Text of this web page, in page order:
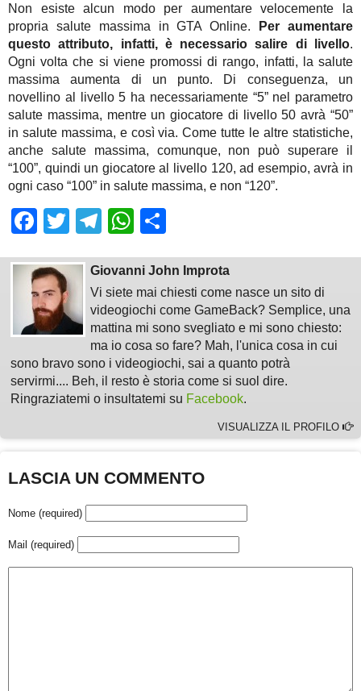
Non esiste alcun modo per aumentare velocemente la
propria salute massima in GTA Online.
Per aumentare
questo attributo, infatti, è necessario salire di livello.
Ogni volta che si viene promossi di rango, infatti, la salute
massima aumenta di un punto. Di conseguenza, un
novellino al livello 5 ha necessariamente “5” nel parametro
salute massima, mentre un giocatore di livello 50 avrà “50”
in salute massima, e così via. Come tutte le altre statistiche,
anche salute massima, comunque, non può superare il
“100”, quindi un giocatore al livello 120, ad esempio, avrà in
ogni caso “100” in salute massima, e non “120”.
Facebook
TwitterTelegram
WhatsApp
Giovanni John Improta
Vi siete mai chiesti come nasce un sito di
videogiochi come GameBack? Semplice, una
mattina mi sono svegliato e mi sono chiesto:
ma io cosa so fare? Mah, l'unica cosa in cui
sono bravo sono i videogiochi, sai a quanto potrà
servirmi.... Beh, il resto è storia come si suol dire.
Ringraziatemi o insultatemi su Facebook.
VISUALIZZA IL PROFILO
LASCIA UN COMMENTO
Nome (required)
Mail (required)